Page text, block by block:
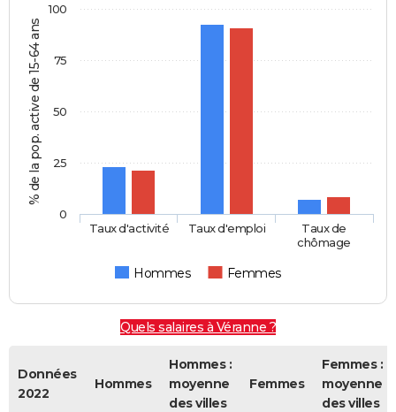
% de la pop. active de 15-64 ans
Hommes Femmes
Taux d'activité Taux d'emploi
Taux de
chômage
0
25
50
75
100
Quels salaires à Véranne ?
Données
2022
Hommes
Hommes :
moyenne
des villes
Femmes
Femmes :
moyenne
des villes